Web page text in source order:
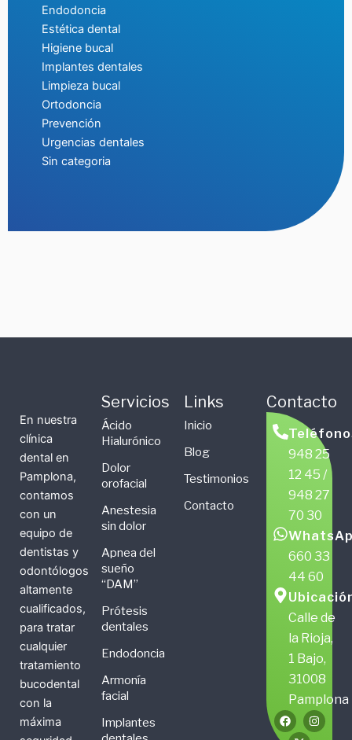
Endodoncia
Estética dental
Higiene bucal
Implantes dentales
Limpieza bucal
Ortodoncia
Prevención
Urgencias dentales
Sin categoria
En nuestra
clínica
dental en
Pamplona,
contamos
con un
equipo de
dentistas y
odontólogos
altamente
cualificados,
para tratar
cualquier
tratamiento
bucodental
con la
máxima
Servicios
Ácido
Hialurónico
Dolor
orofacial
Anestesia
sin dolor
Apnea del
sueño
“DAM”
Prótesis
dentales
Endodoncia
Armonía
facial
Implantes
Links
Inicio
Blog
Testimonios
Contacto
Contacto
948 25
12 45 /
948 27
70 30
660 33
44 60
Calle de
la Rioja,
1 Bajo,
31008
Pamplona
F
a
c
I
n
s
X
t